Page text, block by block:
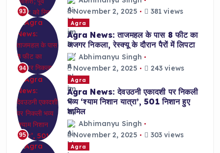
93
November 2, 2025
381 views
94
Agra
Agra News: ताजमहल के पास 8 फीट का
अजगर निकला, रेस्क्यू के दौरान पैरों में लिपटा
Abhimanyu Singh
November 2, 2025
243 views
95
Agra
Agra News: देवउठनी एकादशी पर निकली
भव्य ‘श्याम निशान यात्रा’, 501 निशान हुए
शामिल
Abhimanyu Singh
November 2, 2025
303 views
Agra